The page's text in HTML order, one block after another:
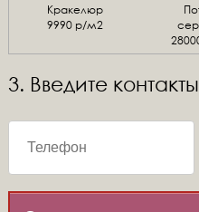
Кракелюр
9990 р/м2
3. Введите